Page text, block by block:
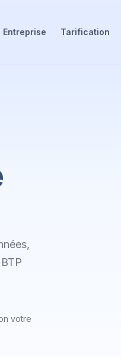
Entreprise Tarification
votre